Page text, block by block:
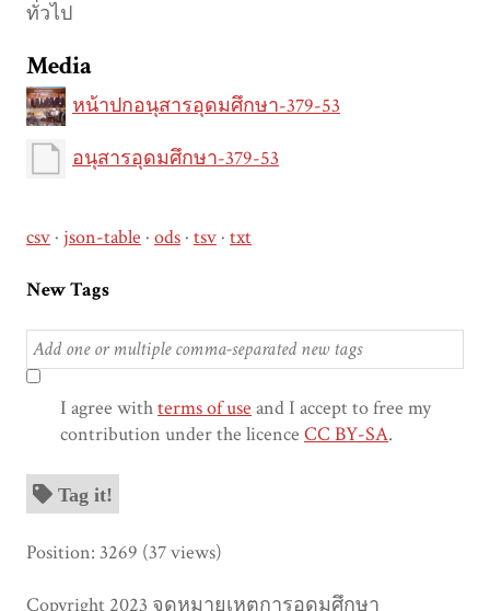
ทั่วไป
Media
หน้าปกอนุสารอุดมศึกษา-379-53
อนุสารอุดมศึกษา-379-53
csv json-table ods tsv txt
New Tags
I agree withterms of use and I accept to free my
contribution under the licence CC BY-SA.
Tag it!
Position: 3269 (37views)
Copyright 2023 จดหมายเหตุการอุดมศึกษา